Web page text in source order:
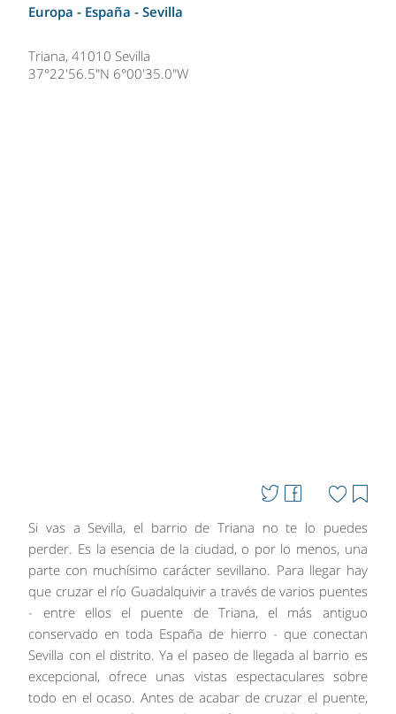
Europa - España -Sevilla
Triana, 41010 Sevilla
37°22'56.5"N 6°00'35.0"W
Si vas a Sevilla, el barrio de Triana no te lo puedes
perder. Es la esencia de la ciudad, o por lo menos, una
parte con muchísimo carácter sevillano. Para llegar hay
que cruzar el río Guadalquivir a través de varios puentes
- entre ellos el puente de Triana, el más antiguo
conservado en toda España de hierro - que conectan
Sevilla con el distrito. Ya el paseo de llegada al barrio es
excepcional, ofrece unas vistas espectaculares sobre
todo en el ocaso. Antes de acabar de cruzar el puente,